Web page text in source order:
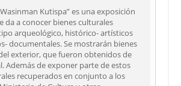
Kutispa” es una exposición
da a conocer bienes culturales
arqueológico, histórico- artísticos
documentales. Se mostrarán bienes
exterior, que fueron obtenidos de
Además de exponer parte de estos
recuperados en conjunto a los